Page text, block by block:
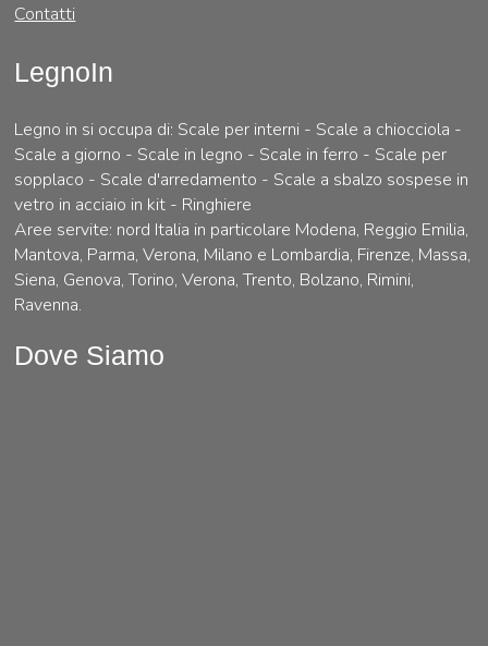
Contatti
LegnoIn
Legno in si occupa di: Scale per interni - Scale a chiocciola -
Scale a giorno - Scale in legno - Scale in ferro - Scale per
sopplaco - Scale d'arredamento - Scale a sbalzo sospese in
vetro in acciaio in kit - Ringhiere
Aree servite: nord Italia in particolare Modena, Reggio Emilia,
Mantova, Parma, Verona, Milano e Lombardia, Firenze, Massa,
Siena, Genova, Torino, Verona, Trento, Bolzano, Rimini,
Ravenna.
Dove Siamo